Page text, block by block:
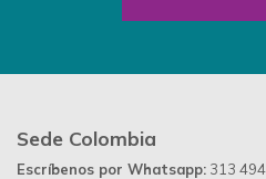
Sede Colombia
Escríbenos por Whatsapp: 313